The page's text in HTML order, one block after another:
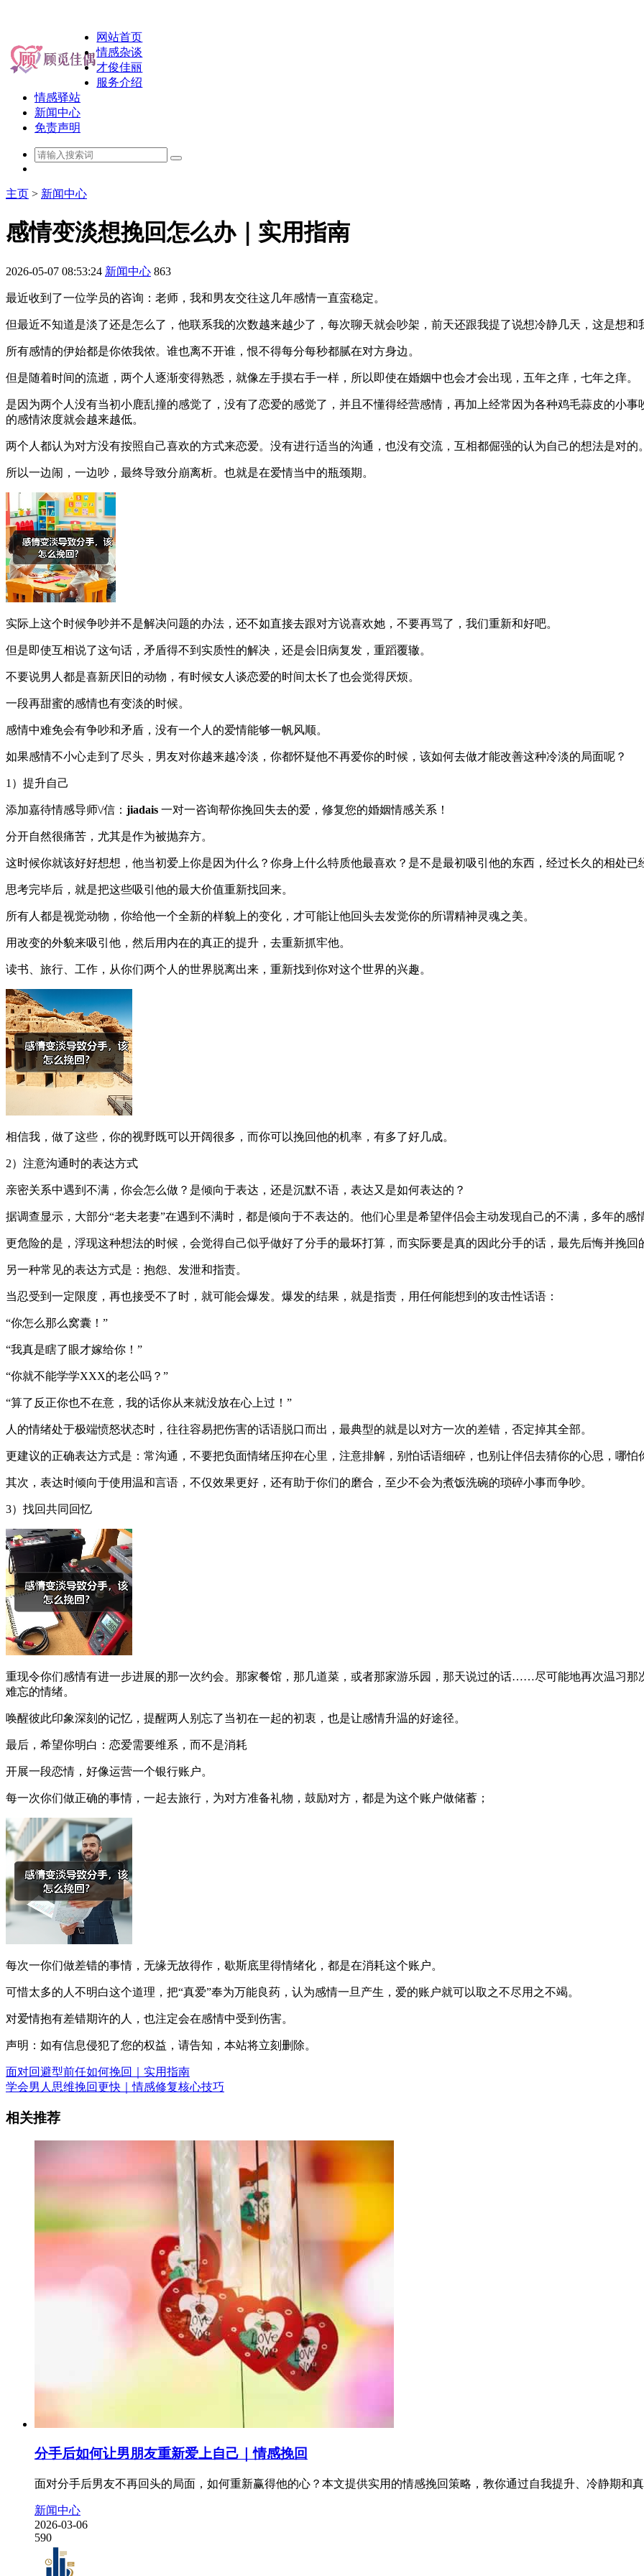
网站首页
情感杂谈
才俊佳丽
服务介绍
情感驿站
新闻中心
免责声明
主页 > 新闻中心
感情变淡想挽回怎么办｜实用指南
2026-05-07 08:53:24 新闻中心 863
最近收到了一位学员的咨询：老师，我和男友交往这几年感情一直蛮稳定。
但最近不知道是淡了还是怎么了，他联系我的次数越来越少了，每次聊天就会吵架，前天还跟我提了说想冷静几天，这是想和
所有感情的伊始都是你侬我侬。谁也离不开谁，恨不得每分每秒都腻在对方身边。
但是随着时间的流逝，两个人逐渐变得熟悉，就像左手摸右手一样，所以即使在婚姻中也会才会出现，五年之痒，七年之痒。
是因为两个人没有当初小鹿乱撞的感觉了，没有了恋爱的感觉了，并且不懂得经营感情，再加上经常因为各种鸡毛蒜皮的小
的感情浓度就会越来越低。
两个人都认为对方没有按照自己喜欢的方式来恋爱。没有进行适当的沟通，也没有交流，互相都倔强的认为自己的想法是对的。
所以一边闹，一边吵，最终导致分崩离析。也就是在爱情当中的瓶颈期。
实际上这个时候争吵并不是解决问题的办法，还不如直接去跟对方说喜欢她，不要再骂了，我们重新和好吧。
但是即使互相说了这句话，矛盾得不到实质性的解决，还是会旧病复发，重蹈覆辙。
不要说男人都是喜新厌旧的动物，有时候女人谈恋爱的时间太长了也会觉得厌烦。
一段再甜蜜的感情也有变淡的时候。
感情中难免会有争吵和矛盾，没有一个人的爱情能够一帆风顺。
如果感情不小心走到了尽头，男友对你越来越冷淡，你都怀疑他不再爱你的时候，该如何去做才能改善这种冷淡的局面呢？
1）提升自己
添加嘉待情感导师\/信： jiadais 一对一咨询帮你挽回失去的爱，修复您的婚姻情感关系！
分开自然很痛苦，尤其是作为被抛弃方。
这时候你就该好好想想，他当初爱上你是因为什么？你身上什么特质他最喜欢？是不是最初吸引他的东西，经过长久的相处已
思考完毕后，就是把这些吸引他的最大价值重新找回来。
所有人都是视觉动物，你给他一个全新的样貌上的变化，才可能让他回头去发觉你的所谓精神灵魂之美。
用改变的外貌来吸引他，然后用内在的真正的提升，去重新抓牢他。
读书、旅行、工作，从你们两个人的世界脱离出来，重新找到你对这个世界的兴趣。
相信我，做了这些，你的视野既可以开阔很多，而你可以挽回他的机率，有多了好几成。
2）注意沟通时的表达方式
亲密关系中遇到不满，你会怎么做？是倾向于表达，还是沉默不语，表达又是如何表达的？
据调查显示，大部分“老夫老妻”在遇到不满时，都是倾向于不表达的。他们心里是希望伴侣会主动发现自己的不满，多年的感
更危险的是，浮现这种想法的时候，会觉得自己似乎做好了分手的最坏打算，而实际要是真的因此分手的话，最先后悔并挽回
另一种常见的表达方式是：抱怨、发泄和指责。
当忍受到一定限度，再也接受不了时，就可能会爆发。爆发的结果，就是指责，用任何能想到的攻击性话语：
“你怎么那么窝囊！”
“我真是瞎了眼才嫁给你！”
“你就不能学学XXX的老公吗？”
“算了反正你也不在意，我的话你从来就没放在心上过！”
人的情绪处于极端愤怒状态时，往往容易把伤害的话语脱口而出，最典型的就是以对方一次的差错，否定掉其全部。
更建议的正确表达方式是：常沟通，不要把负面情绪压抑在心里，注意排解，别怕话语细碎，也别让伴侣去猜你的心思，哪怕
其次，表达时倾向于使用温和言语，不仅效果更好，还有助于你们的磨合，至少不会为煮饭洗碗的琐碎小事而争吵。
3）找回共同回忆
重现令你们感情有进一步进展的那一次约会。那家餐馆，那几道菜，或者那家游乐园，那天说过的话……尽可能地再次温习
难忘的情绪。
唤醒彼此印象深刻的记忆，提醒两人别忘了当初在一起的初衷，也是让感情升温的好途径。
最后，希望你明白：恋爱需要维系，而不是消耗
开展一段恋情，好像运营一个银行账户。
每一次你们做正确的事情，一起去旅行，为对方准备礼物，鼓励对方，都是为这个账户做储蓄；
每次一你们做差错的事情，无缘无故得作，歇斯底里得情绪化，都是在消耗这个账户。
可惜太多的人不明白这个道理，把“真爱”奉为万能良药，认为感情一旦产生，爱的账户就可以取之不尽用之不竭。
对爱情抱有差错期许的人，也注定会在感情中受到伤害。
声明：如有信息侵犯了您的权益，请告知，本站将立刻删除。
面对回避型前任如何挽回｜实用指南
学会男人思维挽回更快｜情感修复核心技巧
相关推荐
分手后如何让男朋友重新爱上自己｜情感挽回
面对分手后男友不再回头的局面，如何重新赢得他的心？本文提供实用的情感挽回策略，教你通过自我提升、冷静期和
新闻中心
2026-03-06
590